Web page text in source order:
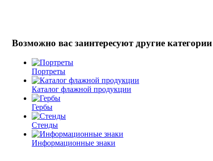
Возможно вас заинтересуют другие категории
Портреты
Каталог флажной продукции
Гербы
Стенды
Информационные знаки